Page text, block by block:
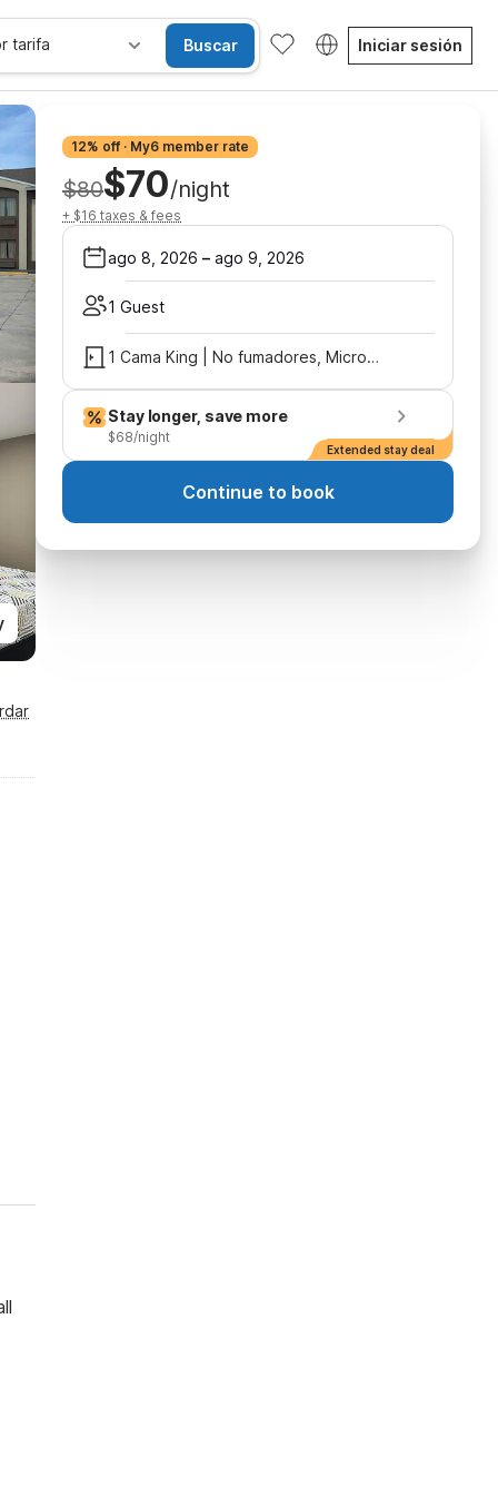
tarifa Buscar Iniciar sesión
12% off · My6 member rate
$80$70/night
+ $16 taxes & fees
ago 8, 2026 – ago 9, 2026
1 Guest
1 Cama King | No fumadores, Microondas
Stay longer, save more
$68/night
Extended stay deal
Continue to book